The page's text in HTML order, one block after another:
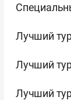
Лучший
Лучший
Лучший